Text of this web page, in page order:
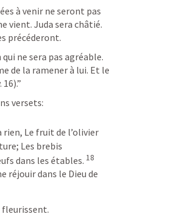
à venir ne seront pas
vient. Juda sera châtié.
précéderont.
ne sera pas agréable.
de la ramener à lui. Et le
versets:
Le fruit de l’olivier
Les brebis
dans les étables. 18
réjouir dans le Dieu de
fleurissent.